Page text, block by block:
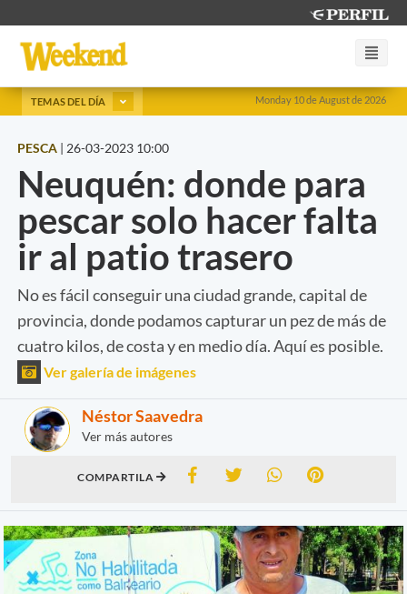
Monday 10 de August de 2026
TEMAS DEL DÍA
PESCA | 26-03-2023 10:00
Neuquén: donde para
pescar solo hacer falta
ir al patio trasero
No es fácil conseguir una ciudad grande, capital de
provincia, donde podamos capturar un pez de más de
cuatro kilos, de costa y en medio día. Aquí es posible.
Ver galería de imágenes
Néstor Saavedra
Ver más autores
COMPARTILA